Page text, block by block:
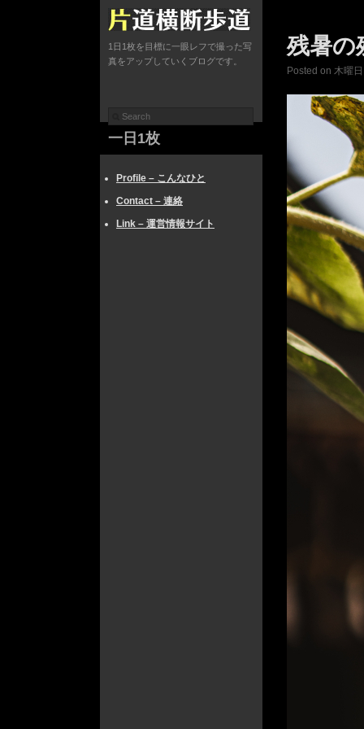
1日1枚を目標に一眼レフで撮った写
真をアップしていくブログです。
一日1枚
Profile – こんなひと
Contact – 連絡
Link – 運営情報サイト
残暑の
Posted on 木曜